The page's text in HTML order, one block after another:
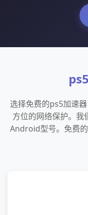
选择免费的ps5加速
方位的网络保护。我
Android型号。免费